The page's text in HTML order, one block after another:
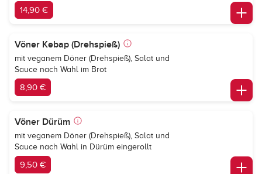
14,90 €
Vöner Kebap (Drehspieß)
mit veganem Döner (Drehspieß), Salat und
Sauce nach Wahl im Brot
8,90 €
Vöner Dürüm
mit veganem Döner (Drehspieß), Salat und
Sauce nach Wahl in Dürüm eingerollt
9,50 €